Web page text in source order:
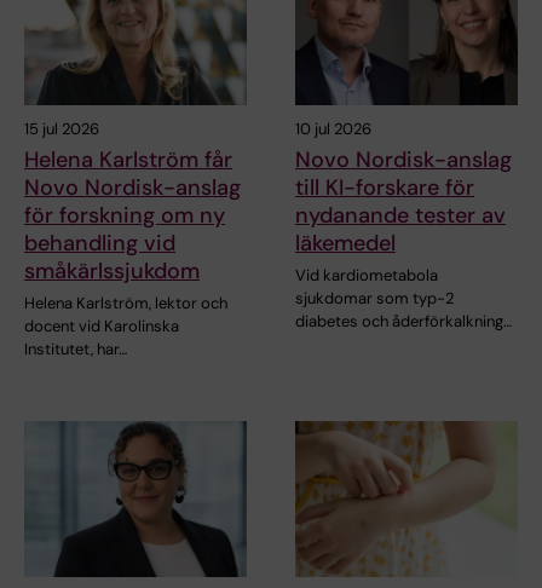
15 jul 2026
Helena Karlström får
Novo Nordisk-anslag
för forskning om ny
behandling vid
småkärlssjukdom
Helena Karlström, lektor och
docent vid Karolinska
Institutet, har…
10 jul 2026
Novo Nordisk-anslag
till KI-forskare för
nydanande tester av
läkemedel
Vid kardiometabola
sjukdomar som typ-2
diabetes och åderförkalkning…